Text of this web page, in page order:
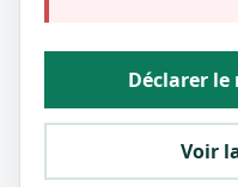
Déclarer
Voir